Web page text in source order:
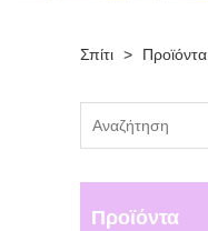
Σπίτι > Προϊόντα
Προϊόντα